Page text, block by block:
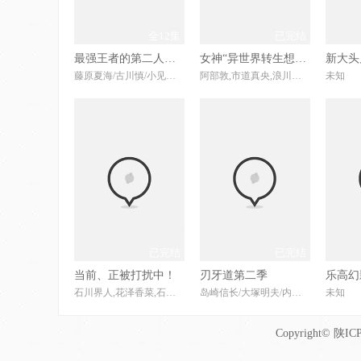
最强王者的第二人生第二季
藤原夏海/古川慎/小见川千明/市之濑加那/井泽诗织/
女神“异世界转生想成为什么”我“勇者的肋骨”
阿部敦,市道真央,浪川大辅,关俊彦,速水奖,阿澄佳奈,井口裕香,井上麻里奈,上田祐司,内田雄马,绪方惠美,冈本信彦,金田朋子,川澄绫子,竹达彩奈,千叶繁,富永美伊奈,中井和哉,日笠阳子,桧山修之,平野义和,藤寺美德,麦克斯韦·帕瓦尔,松本梨香,三木真一郎,村濑步,尾形贵弘 未知
当前、正被打扰中！
石川界人,花泽香菜,石谷春贵,小林千晃,杉山里穗,富田美忧,诸星堇
刃牙道第二季
岛崎信长/大塚明夫/内田直哉 未知
Copyright© 陕